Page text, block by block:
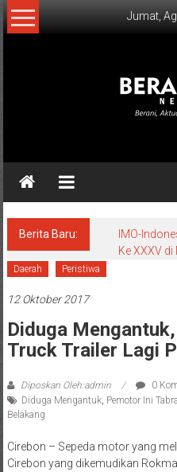
Lompat
ke
Jumat,
NEWS
Aktual
Tuntas.
Berita Baru:
IMO-
Ke XXXV
Daerah Peristiwa
12 Oktober 2017
Diduga
Truck Trailer Lagi
Diposkan Oleh:admin
0
Diduga Mengantuk, Pemotor Ini
Belakang
Cirebon – Sepeda motor yang
Cirebon yang dikemudikan